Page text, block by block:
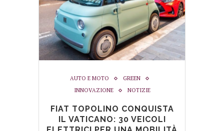
AUTO E MOTO
GREEN
INNOVAZIONE
NOTIZIE
FIAT TOPOLINO CONQUISTA
IL VATICANO: 30 VEICOLI